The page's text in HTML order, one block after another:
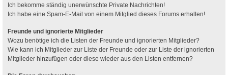
Ich bekomme ständig unerwünschte Private Nachrichten!
Ich habe eine Spam-E-Mail von einem Mitglied dieses Forums erhalten!
Freunde und ignorierte Mitglieder
Wozu benötige ich die Listen der Freunde und ignorierten Mitglieder?
Wie kann ich Mitglieder zur Liste der Freunde oder zur Liste der ignorierten
Mitglieder hinzufügen oder diese wieder aus den Listen entfernen?